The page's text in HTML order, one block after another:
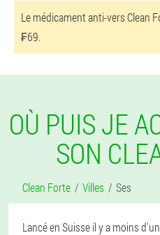
Le médicament anti-vers Clean
₣69.
OÙ PUIS JE
SON
Clean Forte Villes Ses
Lancé en Suisse il y a moins